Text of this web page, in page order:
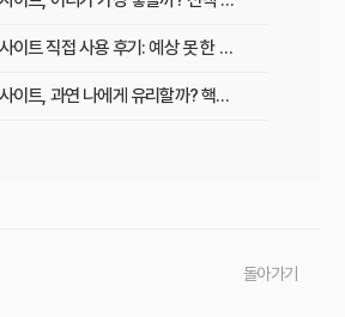
운전자보험 비교사이트 직접 사용 후기: 예상 못 한 단점과 알짜배기 혜택
운전자보험 비교사이트, 과연 나에게 유리할까? 핵심 정보 총정리
돌아가기